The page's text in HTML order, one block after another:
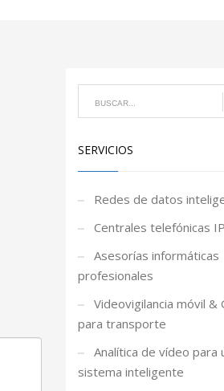
SERVICIOS
Redes de datos
Centrales telefónicas IP
Asesorías informáticas
profesionales
Videovigilancia móvil &
para transporte
Analítica de vídeo para
sistema inteligente